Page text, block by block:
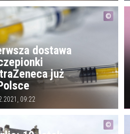
dostawa
już
09:22